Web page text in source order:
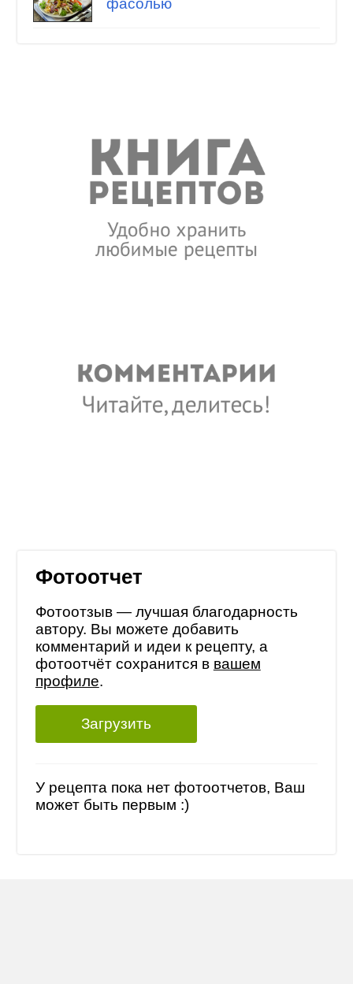
Фотоотчет
Фотоотзыв — лучшая благодарность
автору. Вы можете добавить
комментарий и идеи к рецепту, а
фотоотчёт сохранится в вашем
профиле.
Загрузить
У рецепта пока нет фотоотчетов, Ваш
может быть первым :)